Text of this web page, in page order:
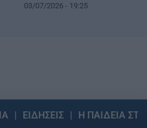
03/07/2026 - 19:25
ΕΙΔΗΣΕΙΣ Η ΠΑΙΔΕΙΑ